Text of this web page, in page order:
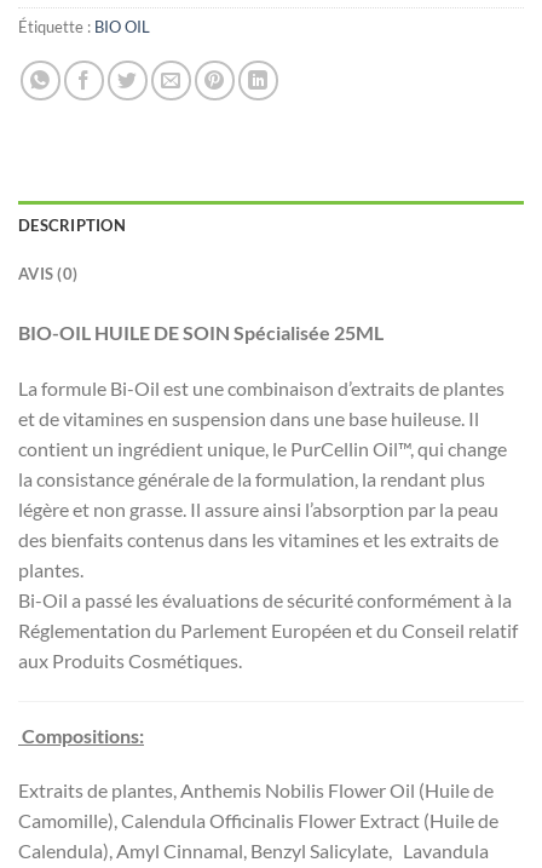
Étiquette : BIO OIL
DESCRIPTION
AVIS (0)
BIO-OIL HUILE DE SOIN Spécialisée 25ML
La formule Bi-Oil est une combinaison d’extraits de plantes
et de vitamines en suspension dans une base huileuse. Il
contient un ingrédient unique, le PurCellin Oil™, qui change
la consistance générale de la formulation, la rendant plus
légère et non grasse. Il assure ainsi l’absorption par la peau
des bienfaits contenus dans les vitamines et les extraits de
plantes.
Bi-Oil a passé les évaluations de sécurité conformément à la
Réglementation du Parlement Européen et du Conseil relatif
aux Produits Cosmétiques.
Compositions:
Extraits de plantes, Anthemis Nobilis Flower Oil (Huile de
Camomille), Calendula Officinalis Flower Extract (Huile de
Calendula), Amyl Cinnamal, Benzyl Salicylate, Lavandula